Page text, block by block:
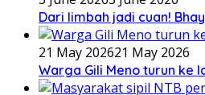
Dari limbah jadi cuan!
21 May 202621 May 2026
Warga Gili Meno turun ke